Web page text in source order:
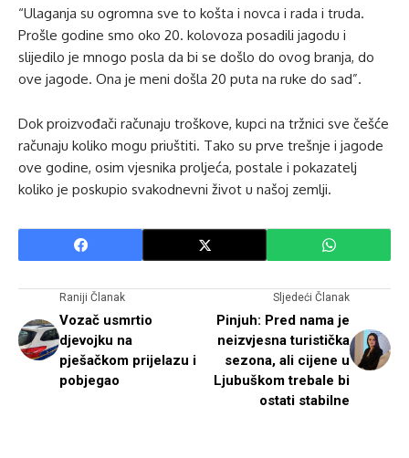
“Ulaganja su ogromna sve to košta i novca i rada i truda.
Prošle godine smo oko 20. kolovoza posadili jagodu i
slijedilo je mnogo posla da bi se došlo do ovog branja, do
ove jagode. Ona je meni došla 20 puta na ruke do sad”.
Dok proizvođači računaju troškove, kupci na tržnici sve češće
računaju koliko mogu priuštiti. Tako su prve trešnje i jagode
ove godine, osim vjesnika proljeća, postale i pokazatelj
koliko je poskupio svakodnevni život u našoj zemlji.
Raniji Članak
Vozač usmrtio
djevojku na
pješačkom prijelazu i
pobjegao
Sljedeći Članak
Pinjuh: Pred nama je
neizvjesna turistička
sezona, ali cijene u
Ljubuškom trebale bi
ostati stabilne